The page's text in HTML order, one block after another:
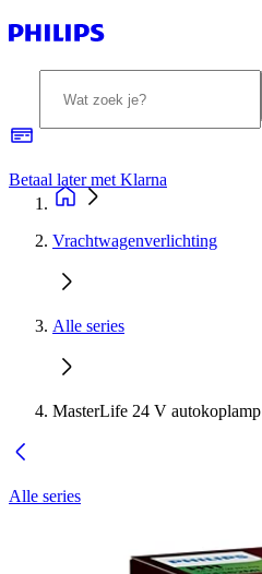
Betaal later met Klarna
Vrachtwagenverlichting
Alle series
MasterLife 24 V autokoplamp
Alle series